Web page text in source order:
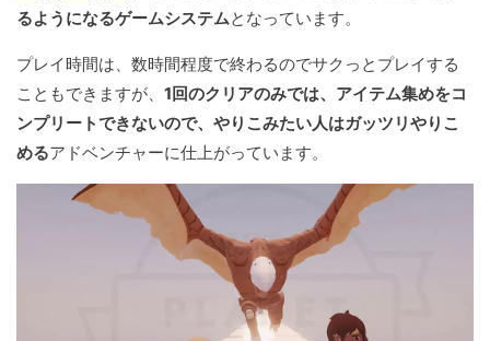
るようになるゲームシステムとなっています。
プレイ時間は、数時間程度で終わるのでサクっとプレイする
こともできますが、 1回のクリアのみでは、アイテム集めをコ
ンプリートできないので、やりこみたい人はガッツリやりこ
めるアドベンチャーに仕上がっています。